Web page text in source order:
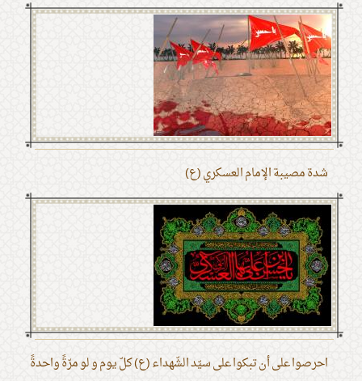
شدة مصيبة الإمام العسكري (ع)
احرصوا على أن تبكوا على سيّد الشّهداء (ع) كلّ يوم و لو مرّةً واحدةً